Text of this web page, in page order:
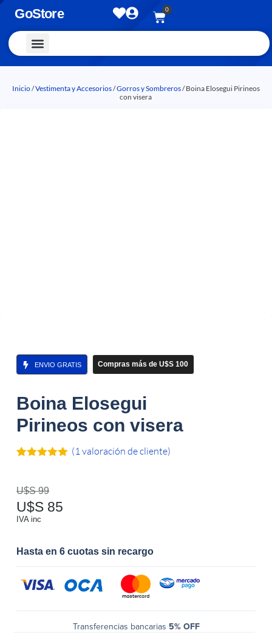
GoStore 0
Inicio/Vestimenta y Accesorios/Gorros y Sombreros/ Boina Elosegui Pirineos
con visera
ENVIO GRATIS Compras más de U$S 100
Boina Elosegui
Pirineos con visera
5 en base
avaloración
de un
cliente
(1valoración de cliente)
U$S99
U$S 85
IVA inc
Hasta en 6 cuotas sin recargo
Transferencias bancarias 5% OFF